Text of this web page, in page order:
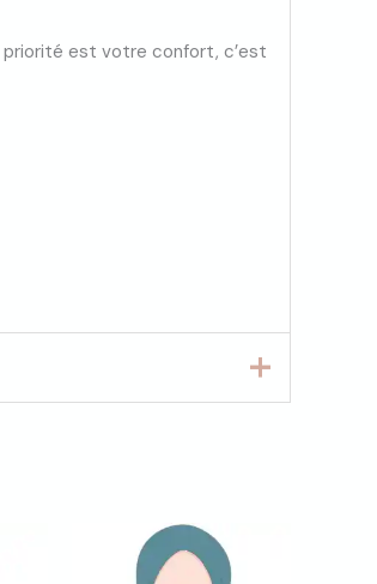
priorité est votre confort, c’est